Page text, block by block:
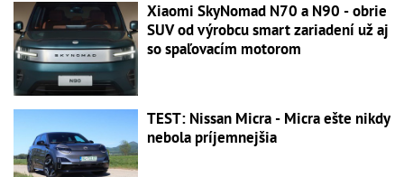
Xiaomi SkyNomad N70 a N90 - obrie
SUV od výrobcu smart zariadení už aj
so spaľovacím motorom
TEST: Nissan Micra - Micra ešte nikdy
nebola príjemnejšia